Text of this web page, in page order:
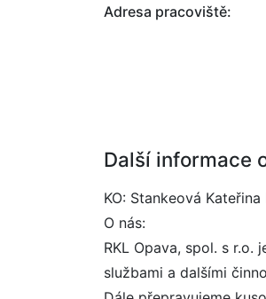
Adresa pracoviště:
Další informace
KO: Stankeová
O nás:
RKL Opava, spol. s
službami a dalšími